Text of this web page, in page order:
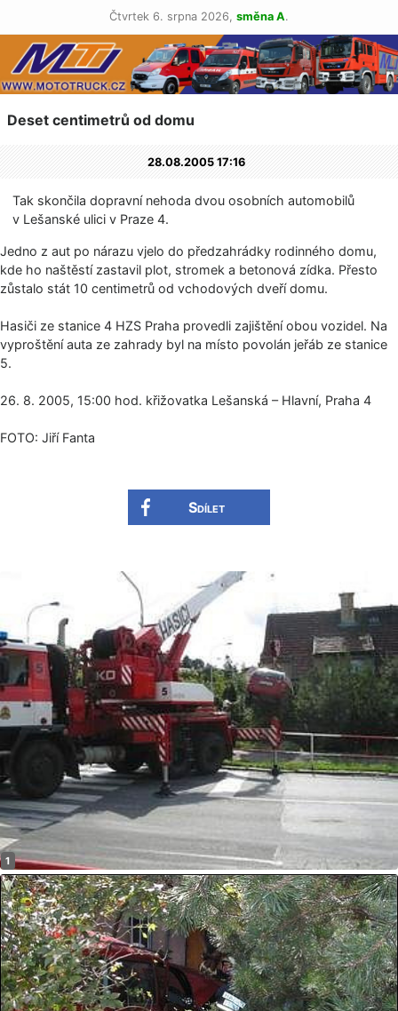
Čtvrtek 6. srpna 2026, směna A.
Deset centimetrů od domu
28.08.2005 17:16
Tak skončila dopravní nehoda dvou osobních automobilů
v Lešanské ulici v Praze 4.
Jedno z aut po nárazu vjelo do předzahrádky rodinného domu,
kde ho naštěstí zastavil plot, stromek a betonová zídka. Přesto
zůstalo stát 10 centimetrů od vchodových dveří domu.
Hasiči ze stanice 4 HZS Praha provedli zajištění obou vozidel. Na
vyproštění auta ze zahrady byl na místo povolán jeřáb ze stanice
5.
26. 8. 2005, 15:00 hod. křižovatka Lešanská – Hlavní, Praha 4
FOTO: Jiří Fanta
Sdílet